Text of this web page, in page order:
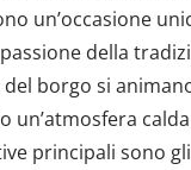
un’occasione
della
del borgo si
un’atmosfera
principali sono gli